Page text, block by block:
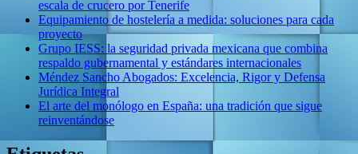
escala de crucero por Tenerife
Equipamiento de hostelería a medida: soluciones para cada
proyecto
Grupo IESS: la seguridad privada mexicana que combina
respaldo gubernamental y estándares internacionales
Méndez Sancho Abogados: Excelencia, Rigor y Defensa
Jurídica Integral
El arte del monólogo en España: una tradición que sigue
reinventándose